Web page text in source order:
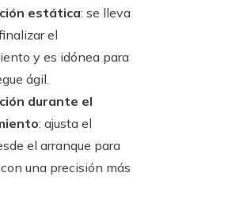
estática: se lleva
el
y es idónea para
ágil.
durante el
: ajusta el
el arranque para
una precisión más